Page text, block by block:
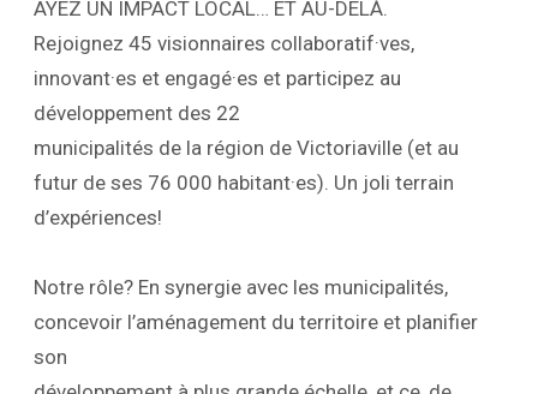
AYEZ UN IMPACT LOCAL… ET AU-DELÀ.
Rejoignez 45 visionnaires collaboratif·ves,
innovant·es et engagé·es et participez au
développement des 22
municipalités de la région de Victoriaville (et au
futur de ses 76 000 habitant·es). Un joli terrain
d’expériences!
Notre rôle? En synergie avec les municipalités,
concevoir l’aménagement du territoire et planifier
son